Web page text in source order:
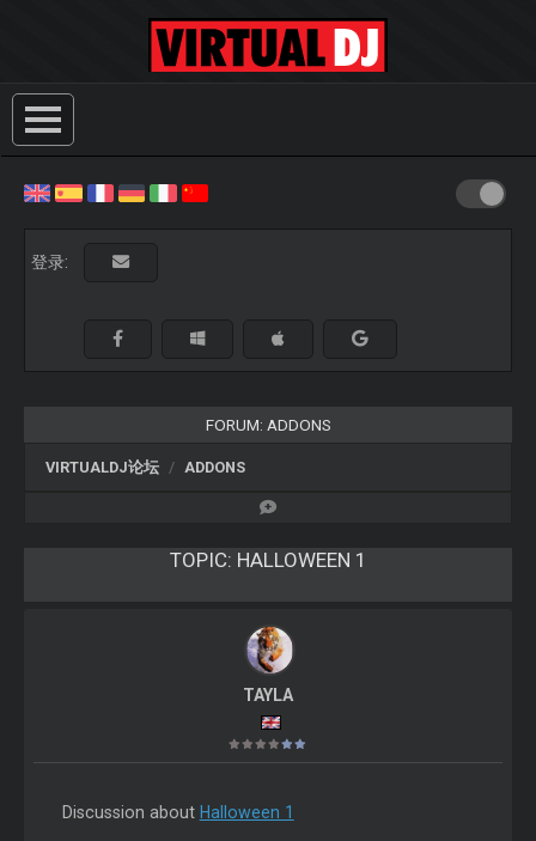
登录:
FORUM: ADDONS
VIRTUALDJ论坛 ADDONS
TOPIC: HALLOWEEN 1
TAYLA
Discussion about Halloween 1